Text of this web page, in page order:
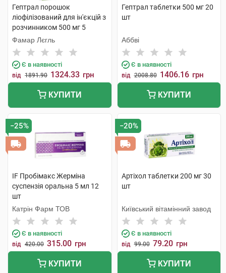
Гептрал порошок
ліофілізований для ін'єкцій з
розчинником 500 мг 5
флаконів
Фамар Лєгль
Є в наявності
від 1891.90 1324.33 грн
КУПИТИ
Гептрал таблетки 500 мг 20
шт
Аббві
Є в наявності
від 2008.80 1406.16 грн
КУПИТИ
−25%
IF Пробімакс Жерміна
суспензія оральна 5 мл 12
шт
Катрін Фарм ТОВ
Є в наявності
від 420.00 315.00 грн
КУПИТИ
−20%
Артіхол таблетки 200 мг 30
шт
Київський вітамінний завод
Є в наявності
від 99.00 79.20 грн
КУПИТИ